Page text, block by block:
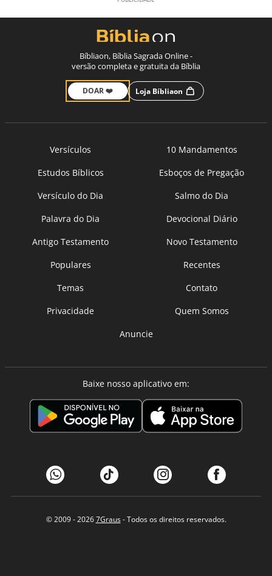
Bíbliaon, Bíblia Sagrada Online -
versão completa e gratuita da Bíblia
DOAR ❤️ Loja Bíbliaon
Versículos
10 Mandamentos
Estudos Bíblicos
Esboços de Pregação
Versículo do Dia
Salmo do Dia
Palavra do Dia
Devocional Diário
Antigo Testamento
Novo Testamento
Populares
Recentes
Temas
Contato
Privacidade
Quem Somos
Anuncie
Baixe nosso aplicativo em:
© 2009 - 20267Graus- Todos os direitos reservados.